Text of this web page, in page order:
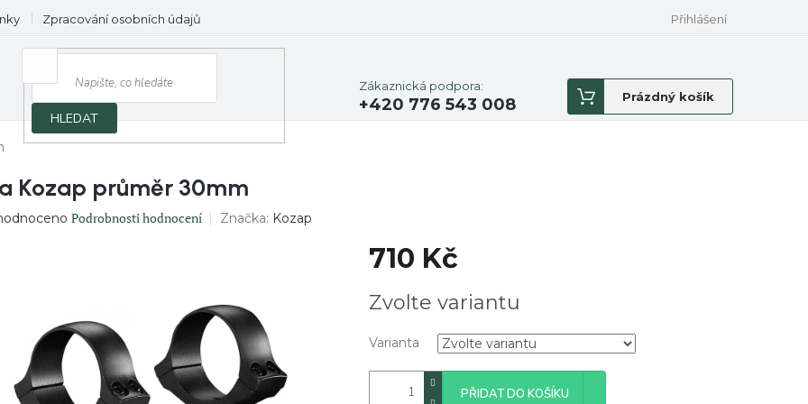
Zpracování osobních údajů Přihlášení
HLEDAT
Zákaznická podpora:
+420 776 543 008
Nákupní
košík
Prázdný košík
Kozap průměr 30mm
Podrobnosti hodnocení Značka: Kozap
710 Kč
cena:
Zvolte variantu
Varianta
PŘIDAT DO KOŠÍKU